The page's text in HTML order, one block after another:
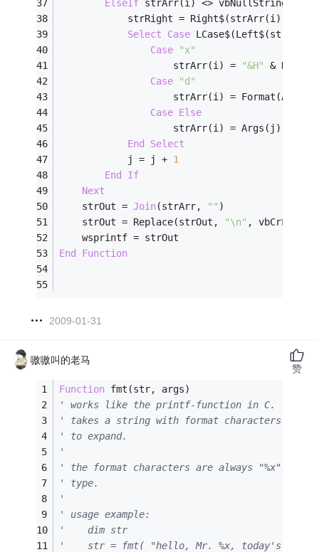
ElseIf strArr(i) <> vbNullString
strRight = Right$(strArr(i),
Select
Case
Case
"x"
                    strArr(i) =
"&H"
&
Case
"d"
strArr(i) =
Case Else
strArr(i) = Args(j) &
End
Select
            j = j +
1
End
If
Next
    strOut =
Join(strArr, "" )
    strOut = Replace(strOut,
"\n" , vbCrLf)
    wsprintf = strOut
End
Function
2009-01-31
嗷嗷叫的老马
Function fmt(str, args)
' works like the printf-function in C.
' takes a string with format characters and
' to expand.
'
' the format characters are always "%x",
' type.
'
' usage example:
'    dim str
'    str = fmt( "hello, Mr. %x, today's date
赞